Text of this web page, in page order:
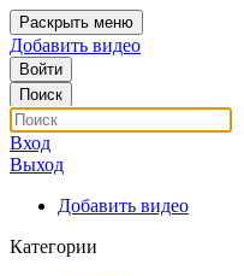
Раскрыть меню
Добавить видео
Войти
Поиск
Вход
Выход
Добавить видео
Категории